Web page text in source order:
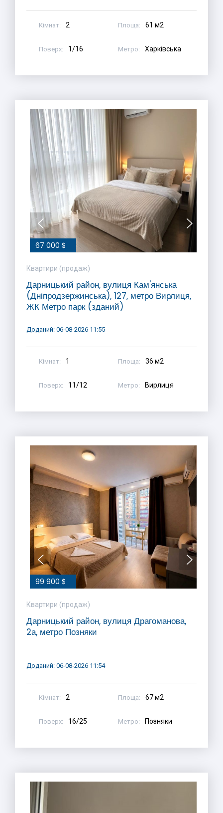
Кімнат: 2 Площа: 61 м2
Поверх: 1/16 Метро: Харківська
67 000 $
Квартири (продаж)
Дарницький район, вулиця Кам'янська
(Дніпродзержинська), 127, метро Вирлиця,
ЖК Метро парк (зданий)
Доданий: 06-08-2026 11:55
Кімнат: 1 Площа: 36 м2
Поверх: 11/12 Метро: Вирлиця
99 900 $
Квартири (продаж)
Дарницький район, вулиця Драгоманова,
2а, метро Позняки
Доданий: 06-08-2026 11:54
Кімнат: 2 Площа: 67 м2
Поверх: 16/25 Метро: Позняки